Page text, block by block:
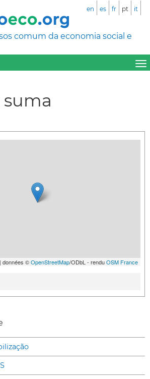
comum da economia social e
en es fr pt it
| données ©OpenStreetMap/ODbL - renduOSM France